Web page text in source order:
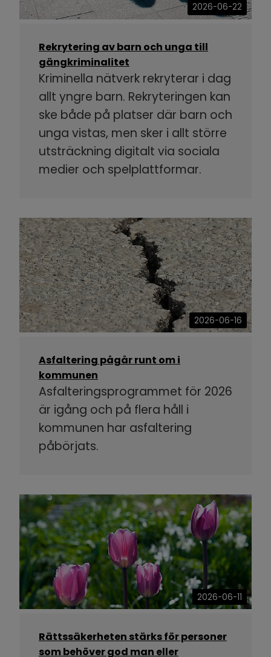
2026-06-22
Rekrytering av barn och unga till
gängkriminalitet
Kriminella nätverk rekryterar i dag
allt yngre barn. Rekryteringen kan
ske både på platser där barn och
unga vistas, men sker i allt större
utsträckning digitalt via sociala
medier och spelplattformar.
2026-06-16
Asfaltering pågår runt om i
kommunen
Asfalteringsprogrammet för 2026
är igång och på flera håll i
kommunen har asfaltering
påbörjats.
2026-06-11
Rättssäkerheten stärks för personer
som behöver god man eller